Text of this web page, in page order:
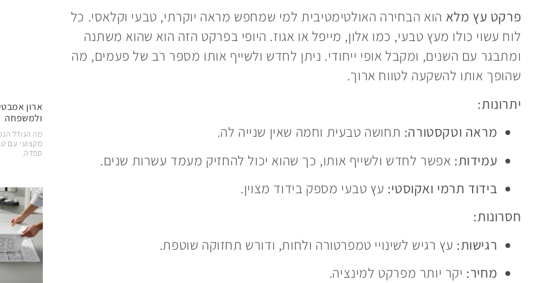
פרקט עץ מלא הוא הבחירה האולטימטיבית למי שמחפש מראה יוקרתי, טבעי וקלאסי. כל
לוח עשוי כולו מעץ טבעי, כמו אלון, מייפל או אגוז. היופי בפרקט הזה הוא שהוא משתנה
ומתבגר עם השנים, ומקבל אופי ייחודי. ניתן לחדש ולשייף אותו מספר רב של פעמים, מה
שהופך אותו להשקעה לטווח ארוך.
יתרונות:
מראה וטקסטורה: תחושה טבעית וחמה שאין שנייה לה.
עמידות: אפשר לחדש ולשייף אותו, כך שהוא יכול להחזיק מעמד עשרות שנים.
בידוד תרמי ואקוסטי: עץ טבעי מספק בידוד מצוין.
חסרונות:
רגישות: עץ רגיש לשינויי טמפרטורה ולחות, ודורש תחזוקה שוטפת.
מחיר: יקר יותר מפרקט למינציה.
ארון
ולמשפחה
מה הגודל
מקצועי עם
ספדה.